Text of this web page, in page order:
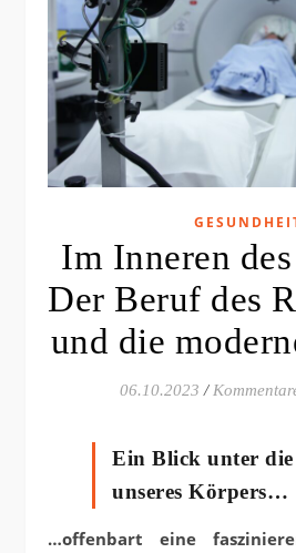
Im Inneren
Der Beruf des
und die
06.10.2023 /
Ein Blick unter
unseres Körpers…
…offenbart eine faszinierende Welt voller